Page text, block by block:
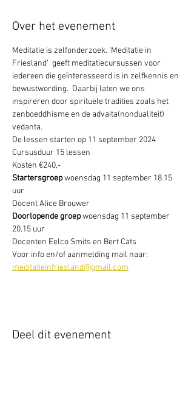
Over het evenement
Meditatie is zelfonderzoek. ‘Meditatie in
Friesland’  geeft meditatiecursussen voor
iedereen die geïnteresseerd is in zelfkennis en
bewustwording.  Daarbij laten we ons
inspireren door spirituele tradities zoals het
zenboeddhisme en de advaita(nondualiteit)
vedanta.
De lessen starten op 11 september 2024
Cursusduur 15 lessen
Kosten €240,-
Startersgroep woensdag 11 september 18.15
uur
Docent Alice Brouwer
Doorlopende groep woensdag 11 september
20.15 uur
Docenten Eelco Smits en Bert Cats
Voor info en/of aanmelding mail naar:
meditatieinfriesland@gmail.com
Deel dit evenement